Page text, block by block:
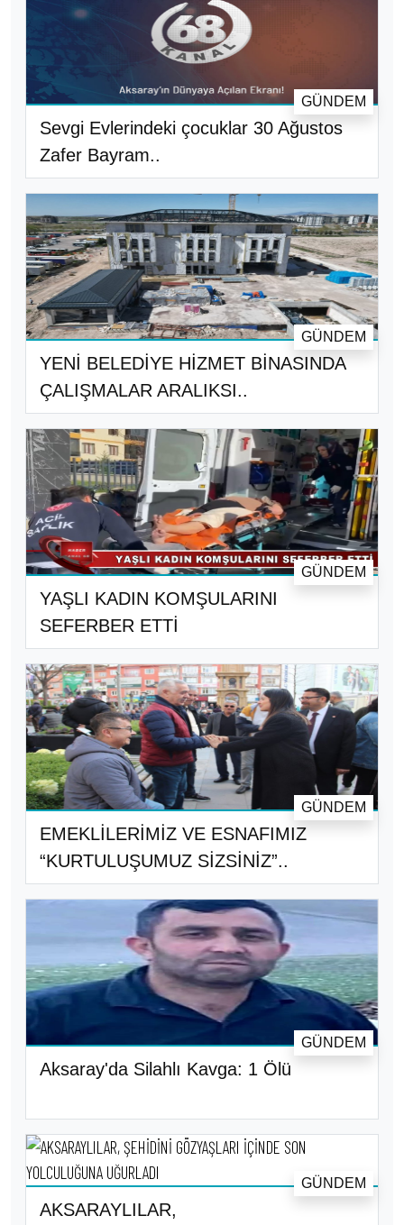
Sevgi Evlerindeki çocuklar 30 Ağustos
Zafer Bayram..
GÜNDEM
YENİ BELEDİYE HİZMET BİNASINDA
ÇALIŞMALAR ARALIKSI..
GÜNDEM
YAŞLI KADIN KOMŞULARINI
SEFERBER ETTİ
GÜNDEM
EMEKLİLERİMİZ VE ESNAFIMIZ
“KURTULUŞUMUZ SİZSİNİZ”..
GÜNDEM
Aksaray'da Silahlı Kavga: 1 Ölü
GÜNDEM
AKSARAYLILAR,
GÜNDEM